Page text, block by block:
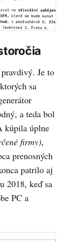
Je to
sa
a teda bol
kúpila úplne
firmy),
prenosných
patrilo aj
2018, keď sa
PC a